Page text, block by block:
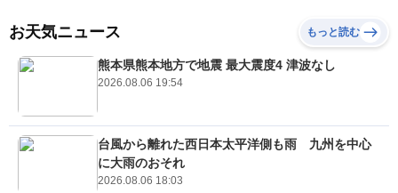
お天気ニュース もっと読む
熊本県熊本地方で地震 最大震度4 津波なし
2026.08.06 19:54
台風から離れた西日本太平洋側も雨 九州を中心
に大雨のおそれ
2026.08.06 18:03